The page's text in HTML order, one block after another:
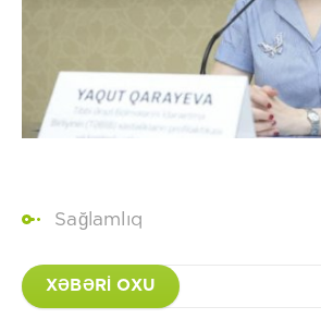
Sağlamlıq
XƏBƏRİ OXU